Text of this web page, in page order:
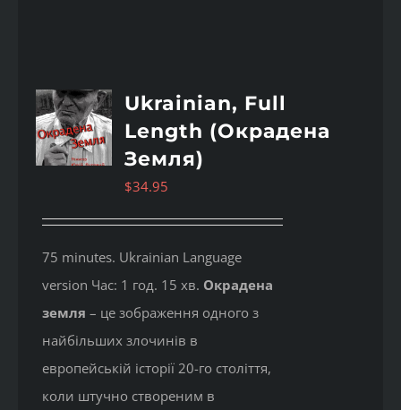
Ukrainian, Full
Length (Окрадена
Земля)
$34.95
75 minutes. Ukrainian Language
version Час: 1 год. 15 хв. Окрадена
земля – це зображення одного з
найбільших злочинів в
европейській історії 20-го століття,
коли штучно створеним в